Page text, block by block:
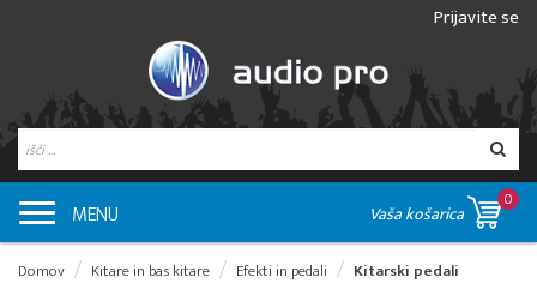
Prijavite se
MENU Vaša košarica
0
Domov Kitare in bas kitare Efekti in pedali Kitarski pedali